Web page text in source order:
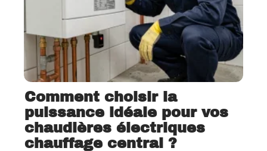
Comment choisir la
puissance idéale pour vos
chaudières électriques
chauffage central ?